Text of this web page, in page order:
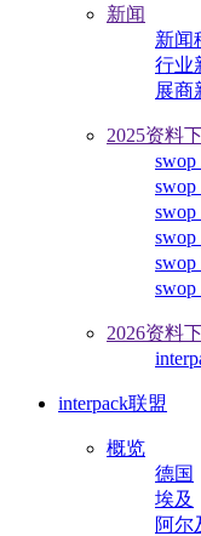
新闻
新闻
行业
展商
2025资料
swop
2026资料
interpack联盟
概览
德国
埃及
阿尔